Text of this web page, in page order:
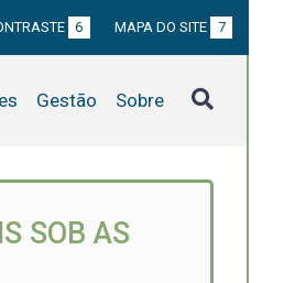
6 MAPA DO SITE 7
Gestão Sobre
SOB AS